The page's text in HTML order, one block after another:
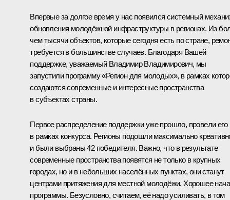
Впервые за долгое время у нас появился системный
обновления молодёжной инфраструктуры в регионах. Из
чем тысячи объектов, которые сегодня есть по стране,
требуется в большинстве случаев. Благодаря Вашей
поддержке, уважаемый Владимир Владимирович, мы
запустили программу «Регион для молодых», в рамках
создаются современные и интересные пространства
в субъектах страны.
Первое распределение поддержки уже прошло, провели его
в рамках конкурса. Регионы подошли максимально
и были выбраны 42 победителя. Важно, что в результате
современные пространства появятся не только в крупных
городах, но и в небольших населённых пунктах, они станут
центрами притяжения для местной молодёжи. Хорошее
программы. Безусловно, считаем, её надо усиливать, в том